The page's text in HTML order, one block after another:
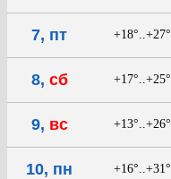
7, пт +18°..+27°
8, сб +17°..+25°
9, вс +13°..+26°
10, пн +16°..+31°